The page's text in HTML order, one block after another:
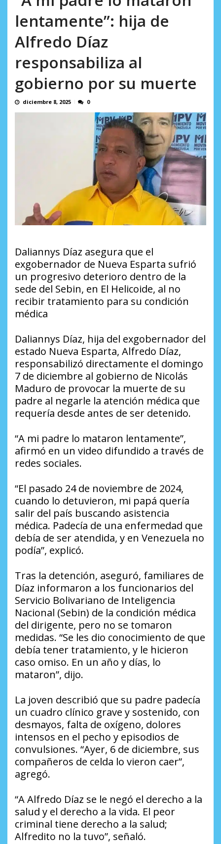
lentamente”: hija de
Alfredo Díaz
responsabiliza al
gobierno por su muerte
diciembre 8, 2025 0
Daliannys Díaz asegura que el
exgobernador de Nueva Esparta sufrió
un progresivo deterioro dentro de la
sede del Sebin, en El Helicoide, al no
recibir tratamiento para su condición
médica
Daliannys Díaz, hija del exgobernador del
estado Nueva Esparta, Alfredo Díaz,
responsabilizó directamente el domingo
7 de diciembre al gobierno de Nicolás
Maduro de provocar la muerte de su
padre al negarle la atención médica que
requería desde antes de ser detenido.
“A mi padre lo mataron lentamente”,
afirmó en un video difundido a través de
redes sociales.
“El pasado 24 de noviembre de 2024,
cuando lo detuvieron, mi papá quería
salir del país buscando asistencia
médica. Padecía de una enfermedad que
debía de ser atendida, y en Venezuela no
podía”, explicó.
Tras la detención, aseguró, familiares de
Díaz informaron a los funcionarios del
Servicio Bolivariano de Inteligencia
Nacional (Sebin) de la condición médica
del dirigente, pero no se tomaron
medidas. “Se les dio conocimiento de que
debía tener tratamiento, y le hicieron
caso omiso. En un año y días, lo
mataron”, dijo.
La joven describió que su padre padecía
un cuadro clínico grave y sostenido, con
desmayos, falta de oxígeno, dolores
intensos en el pecho y episodios de
convulsiones. “Ayer, 6 de diciembre, sus
compañeros de celda lo vieron caer”,
agregó.
“A Alfredo Díaz se le negó el derecho a la
salud y el derecho a la vida. El peor
criminal tiene derecho a la salud;
Alfredito no la tuvo”, señaló.